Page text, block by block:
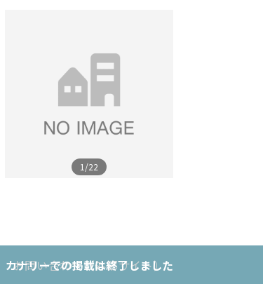
1/22
お問い合わせ（外部サイト）
カナリーでの掲載は終了しました